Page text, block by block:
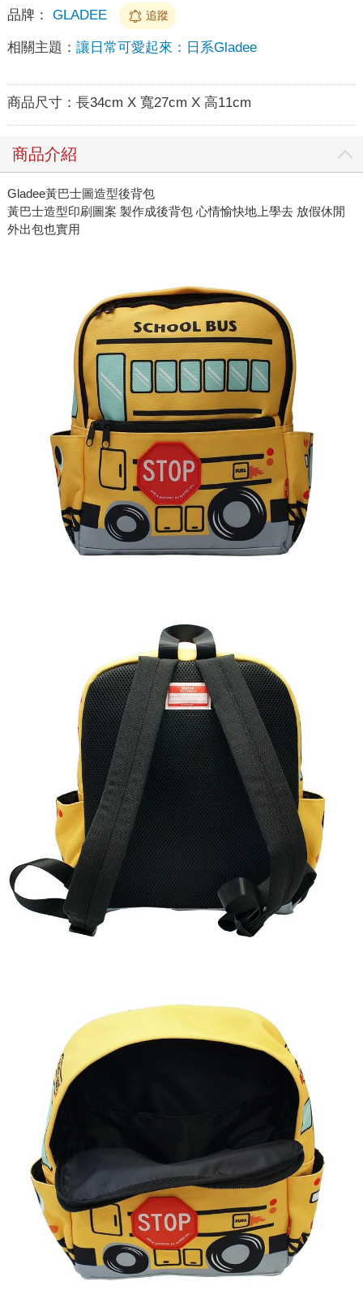
品牌： GLADEE 追蹤
相關主題： 讓日常可愛起來：日系Gladee
商品尺寸： 長34cm X 寬27cm X 高11cm
商品介紹
Gladee黃巴士圖造型後背包
黃巴士造型印刷圖案 製作成後背包 心情愉快地上學去 放假休閒
外出包也實用